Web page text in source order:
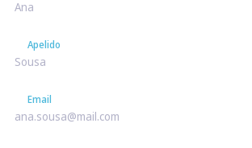
Apelido
Apelido
Email
Email